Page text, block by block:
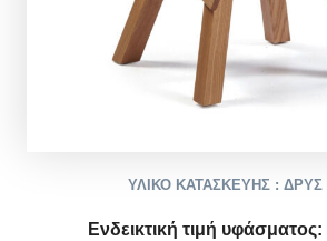
ΥΛΙΚΟ ΚΑΤΑΣΚΕΥΗΣ : ΔΡΥΣ
Ενδεικτική τιμή υφάσματος: